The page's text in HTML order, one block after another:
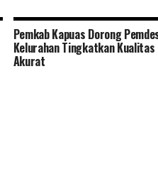
Pemkab Kapuas Dorong
Kelurahan Tingkatkan Kualitas
Akurat